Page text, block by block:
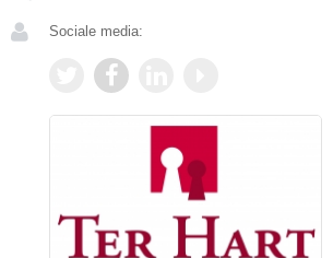
Sociale media: